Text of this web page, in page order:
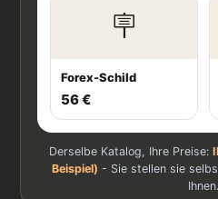
🪧
Forex-Schild
56 €
Derselbe Katalog, Ihre Preise:
Beispiel) - Sie stellen sie
Ihnen.